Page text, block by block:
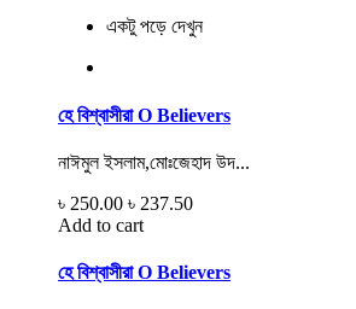
একটু পড়ে দেখুন
হে বিশ্বাসীরা O Believers
নাঈমুল ইসলাম,মোঃজেহাদ উদ...
৳ 250.00 ৳ 237.50
Add to cart
হে বিশ্বাসীরা O Believers